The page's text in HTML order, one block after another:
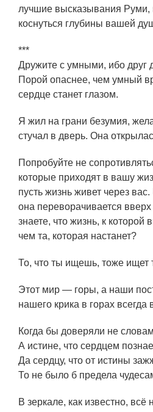
лучшие высказывания Руми,
коснуться глубины вашей
***
Дружите с умными, ибо друг
Порой опаснее, чем умный
сердце станет глазом.
Я жил на грани безумия,
стучал в дверь. Она
Попробуйте не
которые приходят в вашу
пусть жизнь живет через
она переворачивается
знаете, что жизнь, к
чем та, которая настанет?
То, что ты ищешь, тоже ищет
Этот мир — горы, а наши
нашего крика в горах всегда
Когда бы доверяли не
А истине, что сердцем
Да сердцу, что от истины
То не было б предела
В зеркале, как известно, всё